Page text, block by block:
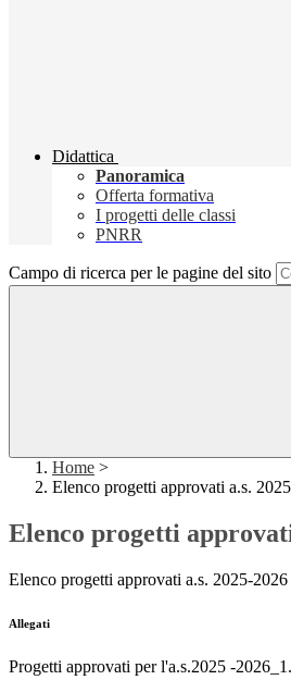
Didattica
Panoramica
Offerta formativa
I progetti delle classi
PNRR
Campo di ricerca per le pagine del sito
Home >
Elenco progetti approvati a.s.
Elenco progetti
Elenco progetti approvati a.s. 2025-2026
Allegati
Progetti approvati per l'a.s.2025 -